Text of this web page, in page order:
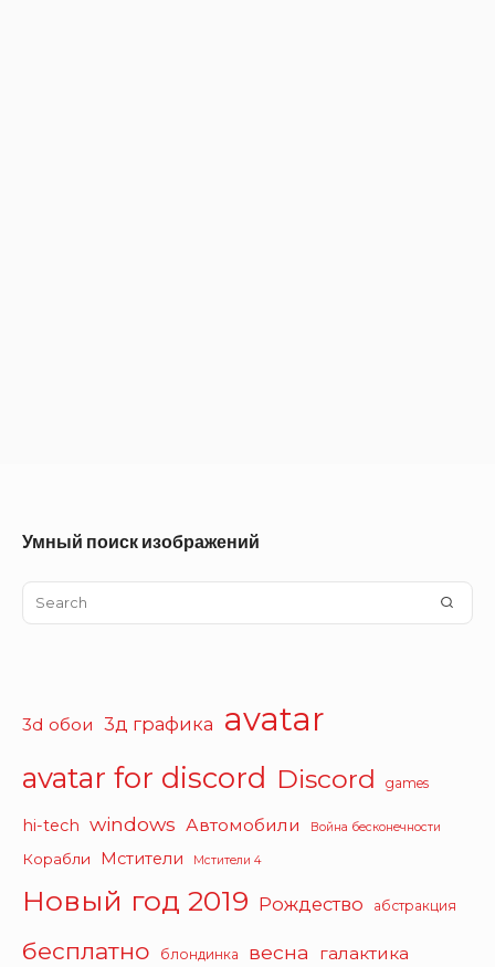
Умный поиск изображений
Search
for:
3d обои 3д графика avatar
avatar for discord Discord games
hi-tech windows Автомобили Война бесконечности
Корабли Мстители Мстители 4
Новый год 2019 Рождество абстракция
бесплатно блондинка весна галактика